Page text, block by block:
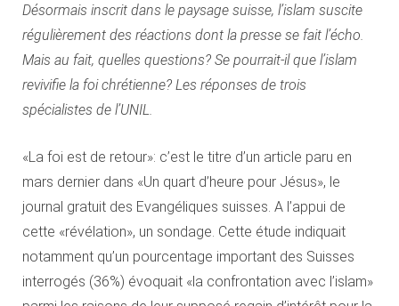
Désormais inscrit dans le paysage suisse, l’islam suscite
régulièrement des réactions dont la presse se fait l’écho.
Mais au fait, quelles questions? Se pourrait-il que l’islam
revivifie la foi chrétienne? Les réponses de trois
spécialistes de l’UNIL.
«La foi est de retour»: c’est le titre d’un article paru en
mars dernier dans «Un quart d’heure pour Jésus», le
journal gratuit des Evangéliques suisses. A l’appui de
cette «révélation», un sondage. Cette étude indiquait
notamment qu’un pourcentage important des Suisses
interrogés (36%) évoquait «la confrontation avec l’islam»